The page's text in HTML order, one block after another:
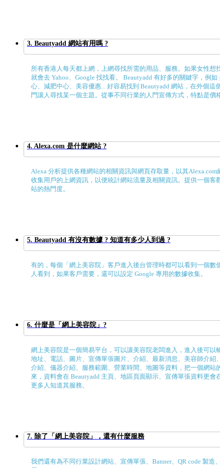
3. Beautyadd 網站有用嗎 ?
所有香港人每天都上網，上網尋找所需的用品、服務。如果女性想
就會去 Yahoo、Google 找找看。 Beautyadd 有好多的關鍵字，例
心、減肥中心、美容優惠... 好容易找到 Beautyadd 網站，在外個這
門讓人尋找某一個主題。從事不同行業的人門宣傳方式，特點是價
4. Alexa.com 是什麼網站 ?
Alexa 分析提供各種網站的相關資訊與網頁存取量，以其Alexa.com
收集用戶的上網資訊，以便統計網站流量及相關資訊。提供一個客
站的熱門度。
5. Beautyadd 有沒有數據 ? 知道有多少人到過 ?
有的，每個「網上美容院」客戶進入後台管理時都可以看到一個數
人看到，如果客戶需要，還可以設定 Google 專用的數據收集。
6. 什麼是「網上美容院」?
網上美容院是一個簡易平台，可以讓美容院老闆進入，進入後可以
地址、電話、圖片、宣傳單張圖片、介紹、最新消息、美容師介紹
介紹、儀器介紹、服務範圍、營業時間、地圖等資料，把一個網站
來，資料會在 Beautyadd 主頁、地區頁面顯示、宣傳單張資料更會
更多人知道其服務。
7. 除了「網上美容院」，還有什麼服務
我們還有為不同行業設計網站、宣傳單張、Banner、QR code 製造